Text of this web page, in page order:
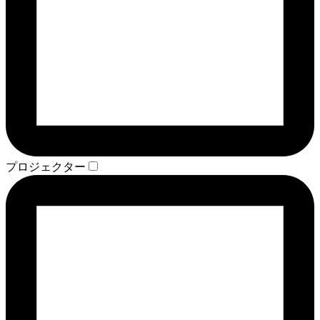
プロジェクター